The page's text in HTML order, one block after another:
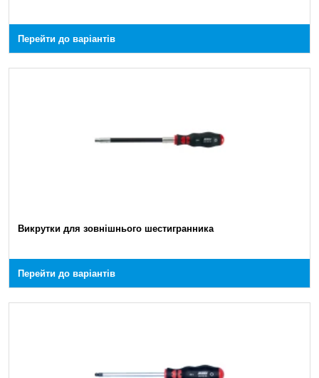
Перейти до варіантів
Викрутки для зовнішнього шестигранника
Перейти до варіантів